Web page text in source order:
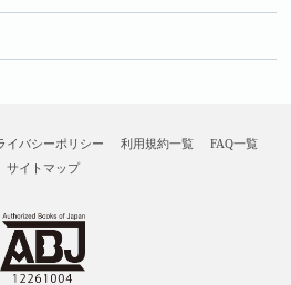
イバシーポリシー 利用規約一覧
FAQ一覧
サイトマップ